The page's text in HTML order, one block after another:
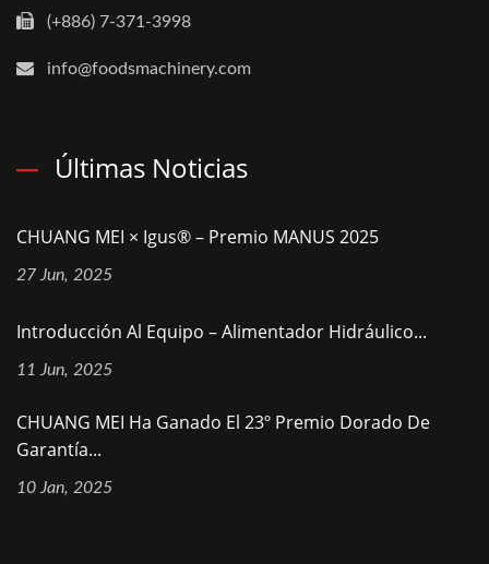
(+886) 7-371-3998
info@foodsmachinery.com
Últimas Noticias
CHUANG MEI × Igus® – Premio MANUS 2025
27 Jun, 2025
Introducción Al Equipo – Alimentador Hidráulico...
11 Jun, 2025
CHUANG MEI Ha Ganado El 23º Premio Dorado De
Garantía...
10 Jan, 2025